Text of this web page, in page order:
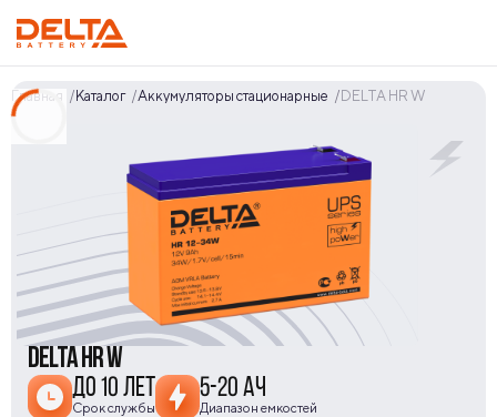
Главная Каталог Аккумуляторы стационарные DELTA HR W
DELTA HR W
ДО 10 ЛЕТ
Срок службы
5-20 АЧ
Диапазон емкостей